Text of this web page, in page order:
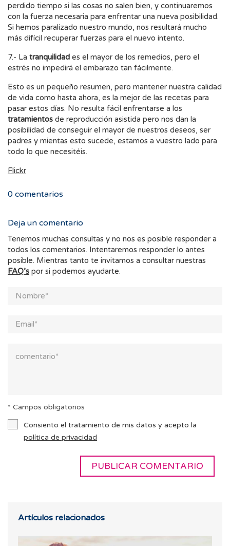
perdido tiempo si las cosas no salen bien, y continuaremos
con la fuerza necesaria para enfrentar una nueva posibilidad.
Si hemos paralizado nuestro mundo, nos resultará mucho
más difícil recuperar fuerzas para el nuevo intento.
7.- La tranquilidad es el mayor de los remedios, pero el
estrés no impedirá el embarazo tan fácilmente.
Esto es un pequeño resumen, pero mantener nuestra calidad
de vida como hasta ahora, es la mejor de las recetas para
pasar estos días. No resulta fácil enfrentarse a los
tratamientos de reproducción asistida pero nos dan la
posibilidad de conseguir el mayor de nuestros deseos, ser
padres y mientas esto sucede, estamos a vuestro lado para
todo lo que necesitéis.
Flickr
0 comentarios
Deja un comentario
Tenemos muchas consultas y no nos es posible responder a
todos los comentarios. Intentaremos responder lo antes
posible. Mientras tanto te invitamos a consultar nuestras
FAQ’s por si podemos ayudarte.
* Campos obligatorios
Consiento el tratamiento de mis datos y acepto la
política de privacidad
Artículos relacionados